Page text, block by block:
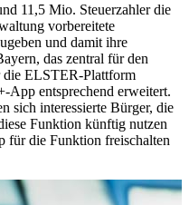
11,5 Mio. Steuerzahler die
vorbereitete
und damit ihre
das zentral für den
die ELSTER-Plattform
App entsprechend erweitert.
sich interessierte Bürger, die
Funktion künftig nutzen
die Funktion freischalten